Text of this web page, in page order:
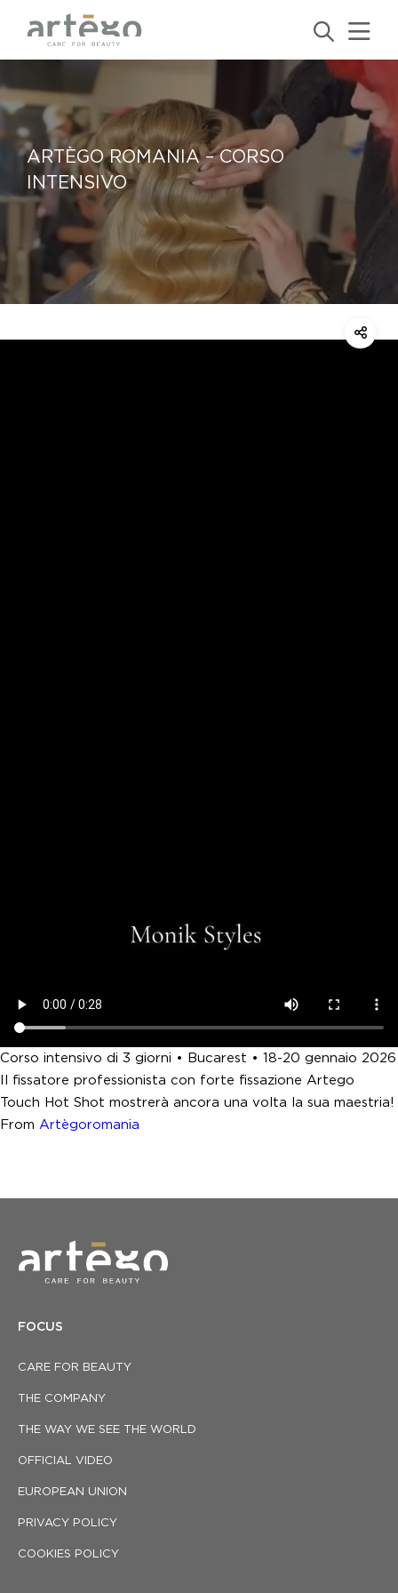
ARTÈGO ROMANIA – CORSO
INTENSIVO
Corso intensivo di 3 giorni • Bucarest • 18-20 gennaio 2026
Il fissatore professionista con forte fissazione Artego
Touch Hot Shot mostrerà ancora una volta la sua maestria!
From Artègoromania
FOCUS
CARE FOR BEAUTY
THE COMPANY
THE WAY WE SEE THE WORLD
OFFICIAL VIDEO
EUROPEAN UNION
PRIVACY POLICY
COOKIES POLICY